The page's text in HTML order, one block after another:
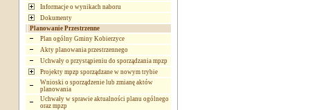
Informacje o wynikach naboru
Dokumenty
Planowanie Przestrzenne
Plan ogólny Gminy Kobierzyce
Akty planowania przestrzennego
Uchwały o przystąpieniu do sporządzania mpzp
Projekty mpzp sporządzane w nowym trybie
Wnioski o sporządzenie lub zmianę aktów
planowania
Uchwały w sprawie aktualności planu ogólnego
oraz mpzp